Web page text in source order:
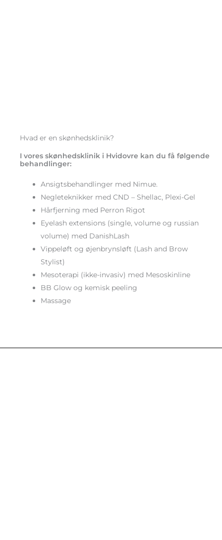
Hvad er en skønhedsklinik?
I vores skønhedsklinik i Hvidovre kan du få følgende
behandlinger:
Ansigtsbehandlinger med Nimue.
Negleteknikker med CND – Shellac, Plexi-Gel
Hårfjerning med Perron Rigot
Eyelash extensions (single, volume og russian
volume) med DanishLash
Vippeløft og øjenbrynsløft (Lash and Brow
Stylist)
Mesoterapi (ikke-invasiv) med Mesoskinline
BB Glow og kemisk peeling
Massage